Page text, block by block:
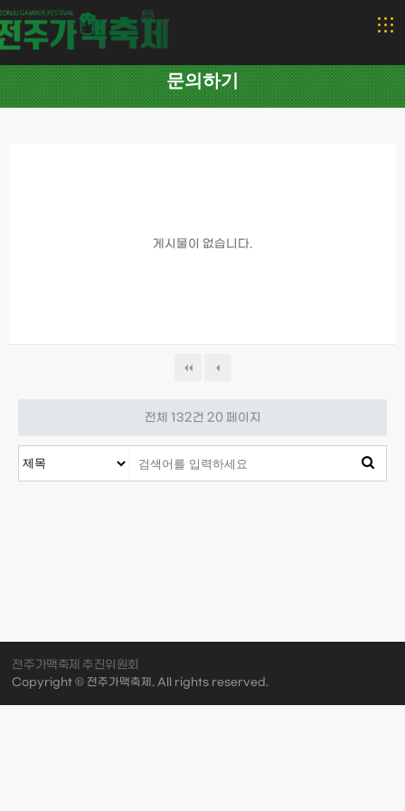
문의하기
게시물이 없습니다.
전체 132건 20 페이지
전주가맥축제 추진위원회
Copyright © 전주가맥축제. All rights reserved.